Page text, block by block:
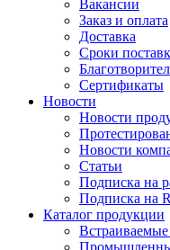
Вакансии
Заказ и оплата
Доставка
Сроки
Сертификаты
Новости
Новости
Новости
Статьи
Подписка на
Подписка на
Каталог продукции